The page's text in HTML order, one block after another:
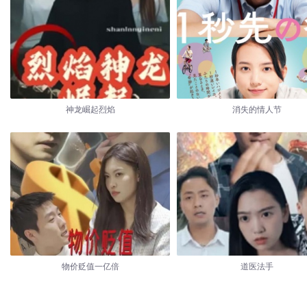
神龙崛起烈焰 消失的情人节
物价贬值一亿倍 道医法手